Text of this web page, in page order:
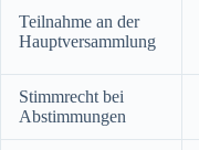
Teilnahme an der
Hauptversammlung
Stimmrecht bei
Abstimmungen